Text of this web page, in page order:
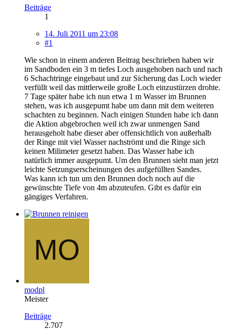
Beiträge
1
14. Juli 2011 um 23:08
#1
Wie schon in einem anderen Beitrag beschrieben haben wir
im Sandboden ein 3 m tiefes Loch ausgehoben nach und nach
6 Schachtringe eingebaut und zur Sicherung das Loch wieder
verfüllt weil das mittlerweile große Loch einzustürzen drohte.
7 Tage später habe ich nun etwa 1 m Wasser im Brunnen
stehen, was ich ausgepumt habe um dann mit dem weiteren
schachten zu beginnen. Nach einigen Stunden habe ich dann
die Aktion abgebrochen weil ich zwar unmengen Sand
herausgeholt habe dieser aber offensichtlich von außerhalb
der Ringe mit viel Wasser nachströmt und die Ringe sich
keinen Milimeter gesetzt haben. Das Wasser habe ich
natürlich immer ausgepumt. Um den Brunnen sieht man jetzt
leichte Setzungserscheinungen des aufgefüllten Sandes.
Was kann ich tun um den Brunnen doch noch auf die
gewünschte Tiefe von 4m abzuteufen. Gibt es dafür ein
gängiges Verfahren.
modpl
Meister
Beiträge
2.707